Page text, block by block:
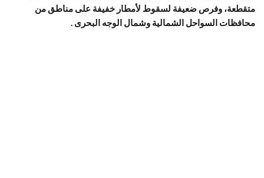
متقطعة، وفرص ضعيفة لسقوط لأمطار خفيفة على مناطق من
محافظات السواحل الشمالية وشمال الوجه البحرى .